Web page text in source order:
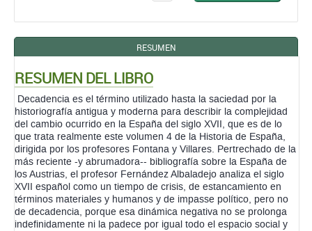
RESUMEN
RESUMEN DEL LIBRO
Decadencia es el término utilizado hasta la saciedad por la
historiografía antigua y moderna para describir la complejidad
del cambio ocurrido en la España del siglo XVII, que es de lo
que trata realmente este volumen 4 de la Historia de España,
dirigida por los profesores Fontana y Villares. Pertrechado de la
más reciente -y abrumadora-- bibliografía sobre la España de
los Austrias, el profesor Fernández Albaladejo analiza el siglo
XVII español como un tiempo de crisis, de estancamiento en
términos materiales y humanos y de impasse político, pero no
de decadencia, porque esa dinámica negativa no se prolonga
indefinidamente ni la padece por igual todo el espacio social y